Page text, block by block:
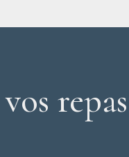
propose des couverts de